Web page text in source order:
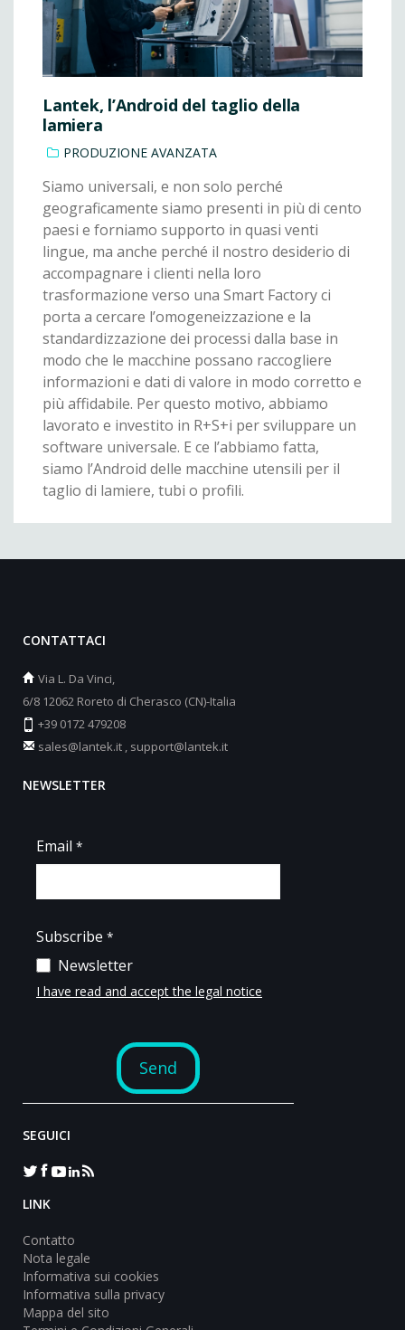
Lantek, l’Android del taglio della
lamiera
PRODUZIONE AVANZATA
Siamo universali, e non solo perché
geograficamente siamo presenti in più di cento
paesi e forniamo supporto in quasi venti
lingue, ma anche perché il nostro desiderio di
accompagnare i clienti nella loro
trasformazione verso una Smart Factory ci
porta a cercare l’omogeneizzazione e la
standardizzazione dei processi dalla base in
modo che le macchine possano raccogliere
informazioni e dati di valore in modo corretto e
più affidabile. Per questo motivo, abbiamo
lavorato e investito in R+S+i per sviluppare un
software universale. E ce l’abbiamo fatta,
siamo l’Android delle macchine utensili per il
taglio di lamiere, tubi o profili.
CONTATTACI
Via L. Da Vinci,
6/8 12062 Roreto di Cherasco (CN)-Italia
+39 0172 479208
sales@lantek.it , support@lantek.it
NEWSLETTER
SEGUICI
LINK
Contatto
Nota legale
Informativa sui cookies
Informativa sulla privacy
Mappa del sito